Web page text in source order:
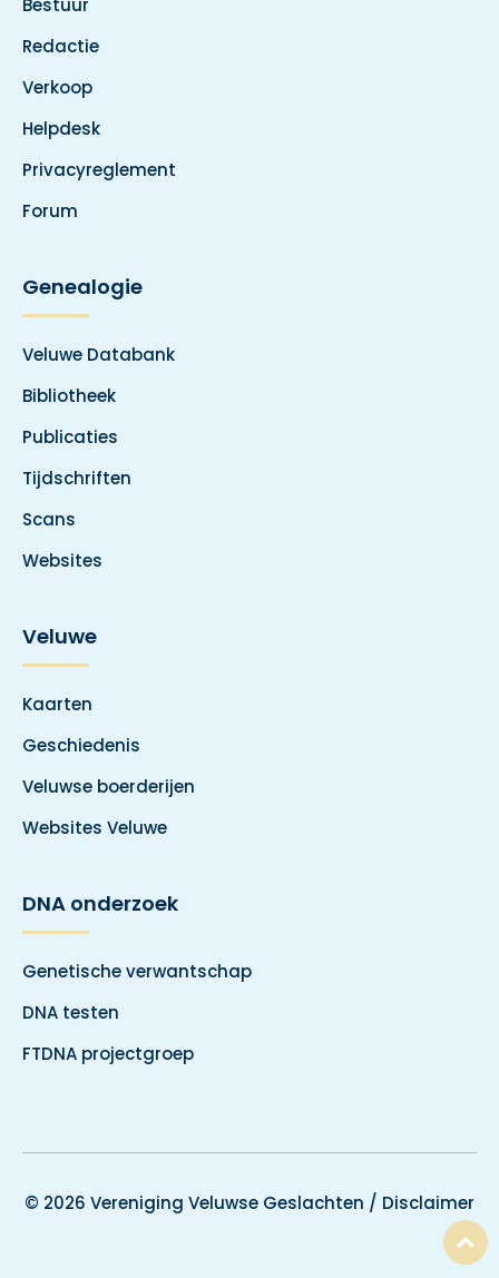
Bestuur
Redactie
Verkoop
Helpdesk
Privacyreglement
Forum
Genealogie
Veluwe Databank
Bibliotheek
Publicaties
Tijdschriften
Scans
Websites
Veluwe
Kaarten
Geschiedenis
Veluwse boerderijen
Websites Veluwe
DNA onderzoek
Genetische verwantschap
DNA testen
FTDNA projectgroep
© 2026 Vereniging Veluwse Geslachten / Disclaimer